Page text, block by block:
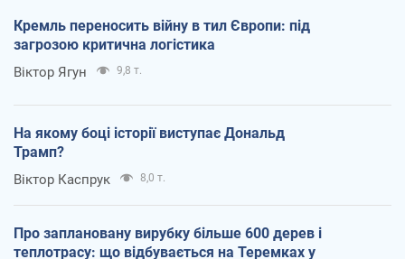
Кремль переносить війну в тил Європи: під
загрозою критична логістика
Віктор Ягун 9,8 т.
На якому боці історії виступає Дональд
Трамп?
Віктор Каспрук 8,0 т.
Про заплановану вирубку більше 600 дерев і
теплотрасу: що відбувається на Теремках у